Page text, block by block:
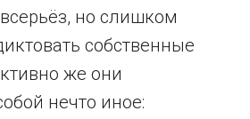
но слишком
собственные
же они
нечто иное: